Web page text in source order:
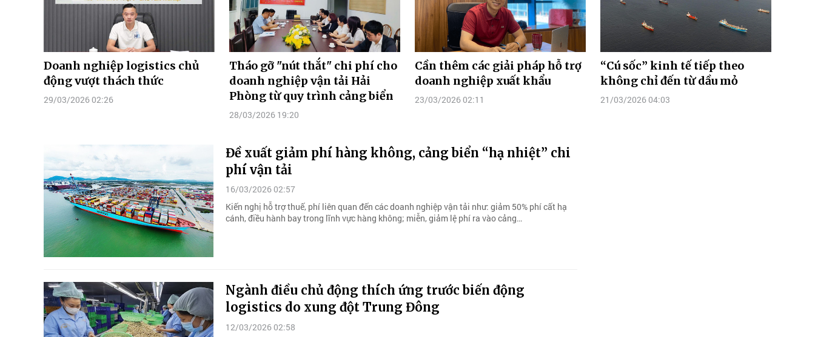
Doanh nghiệp logistics chủ
động vượt thách thức
29/03/2026 02:26
Tháo gỡ "nút thắt" chi phí cho
doanh nghiệp vận tải Hải
Phòng từ quy trình cảng biển
28/03/2026 19:20
Cần thêm các giải pháp hỗ trợ
doanh nghiệp xuất khẩu
23/03/2026 02:11
“Cú sốc” kinh tế tiếp theo
không chỉ đến từ dầu mỏ
21/03/2026 04:03
Đề xuất giảm phí hàng không, cảng biển “hạ nhiệt” chi
phí vận tải
16/03/2026 02:57
Kiến nghị hỗ trợ thuế, phí liên quan đến các doanh nghiệp vận tải như: giảm 50% phí cất hạ
cánh, điều hành bay trong lĩnh vực hàng không; miễn, giảm lệ phí ra vào cảng…
Ngành điều chủ động thích ứng trước biến động
logistics do xung đột Trung Đông
12/03/2026 02:58